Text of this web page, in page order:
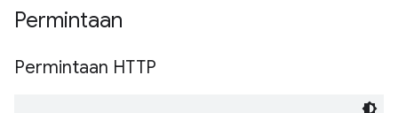
Permintaan
Permintaan HTTP